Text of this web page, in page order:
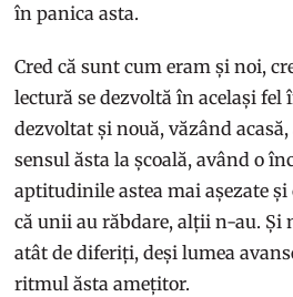
în panica asta.
Cred că sunt cum eram și noi,
lectură se dezvoltă în același fel
dezvoltat și nouă, văzând
sensul ăsta la școală, având o
aptitudinile astea mai așezate și
că unii au răbdare, alții n-au. Și
atât de diferiți, deși lumea
ritmul ăsta amețitor.